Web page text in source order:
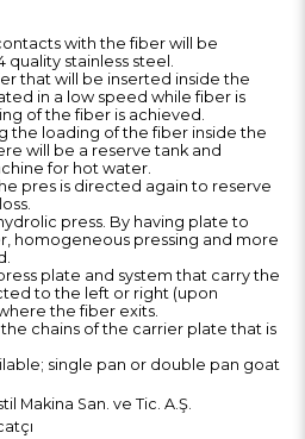
with the fiber will be
quality stainless steel.
that will be inserted inside the
in a low speed while fiber is
of the fiber is achieved.
the loading of the fiber inside the
will be a reserve tank and
for hot water.
pres is directed again to reserve
press. By having plate to
homogeneous pressing and more
plate and system that carry the
to the left or right (upon
the fiber exits.
chains of the carrier plate that is
single pan or double pan goat
Makina San. ve Tic. A.Ş.